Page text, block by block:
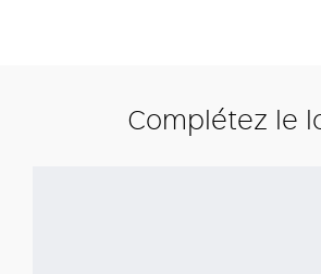
Complétez le